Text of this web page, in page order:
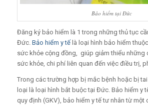
Bảo hiểm tại Đức
Đăng ký bảo hiểm là 1 trong những thủ tục
Đức. Bảo hiểm y tếlà loại hình bảo hiểm
sức khỏe cộng đồng, giúp giảm thiểu những
sức khỏe, chi phí liên quan đến việc điều trị,
Trong các trường hợp bị mắc bệnh hoặc bị
loại là loại hình bắt buộc tại Đức. Bảo hiểm y
quy định (GKV), bảo hiểm y tế tư nhân từ